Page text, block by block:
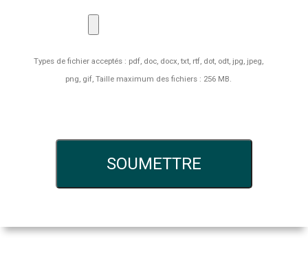
Types de fichier acceptés : pdf, doc, docx, txt, rtf, dot, odt, jpg, jpeg,
png, gif, Taille maximum des fichiers : 256 MB.